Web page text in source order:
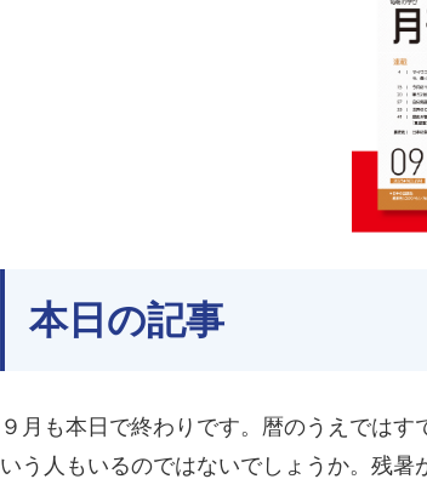
本日の記事
９月も本日で終わりです。暦のうえでは
いう人もいるのではないでしょうか。残暑